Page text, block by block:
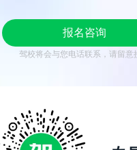
报名咨询
驾校将会与您电话联系，请留意